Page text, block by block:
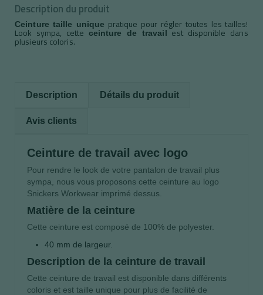
Description du produit
Ceinture taille unique pratique pour régler toutes les tailles!
Look sympa, cette ceinture de travail est disponible dans
plusieurs coloris.
Description Détails du produit
Avis clients
Ceinture de travail avec logo
Pour rendre le look de votre pantalon de travail plus
sympa, nous vous proposons cette ceinture au logo
Snickers Workwear imprimé dessus.
Matière de la ceinture
Cette ceinture est composé de 100% de polyester.
40 mm de largeur.
Description de la ceinture de travail
Cette ceinture de travail est disponible dans différents
coloris et est taille unique pour plus de facilité de